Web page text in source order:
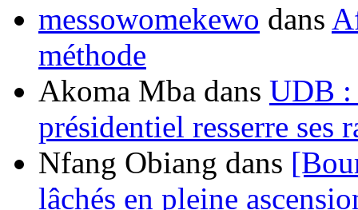
messowomekewo dans
méthode
Akoma Mba dans UDB :
présidentiel resserre ses
Nfang Obiang dans
lâchés en pleine